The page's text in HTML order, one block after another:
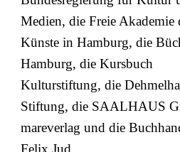
Medien, die Freie Akademie
Künste in Hamburg, die
Hamburg, die Kursbuch
Kulturstiftung, die
Stiftung, die SAALHAUS
mareverlag und die
Felix Jud